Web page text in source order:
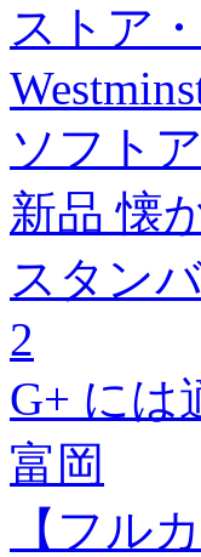
ストア
ソフト
新品 懐
スタン
2
G+ には
富岡
【フル